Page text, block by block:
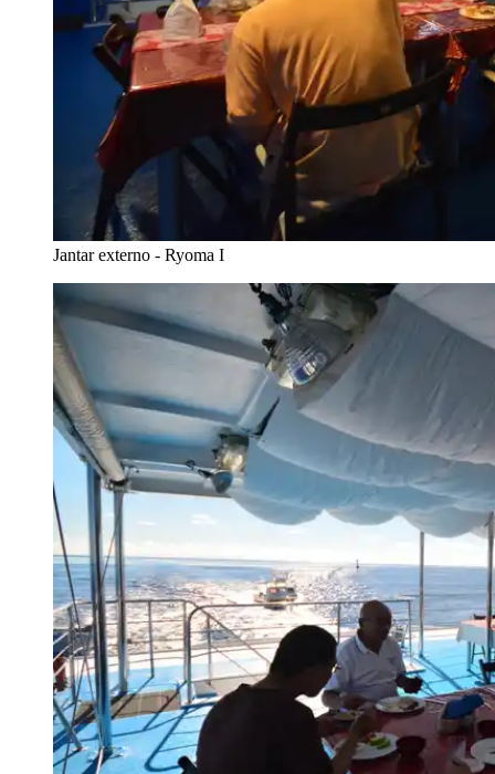
Jantar externo - Ryoma I